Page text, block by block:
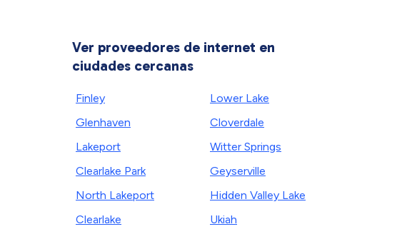
Ver proveedores de internet en
ciudades cercanas
Finley
Glenhaven
Lakeport
Clearlake Park
North Lakeport
Clearlake
Lower Lake
Cloverdale
Witter Springs
Geyserville
Hidden Valley Lake
Ukiah